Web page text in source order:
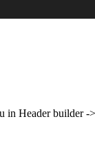
in Header builder